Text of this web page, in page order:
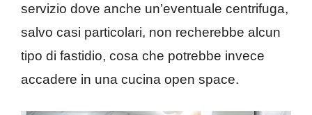
servizio dove anche un’eventuale centrifuga,
salvo casi particolari, non recherebbe alcun
tipo di fastidio, cosa che potrebbe invece
accadere in una cucina open space.